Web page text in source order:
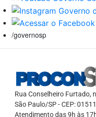
/governosp
Rua Conselheiro Furtado,
São Paulo/SP - CEP:
Atendimento das 9h às